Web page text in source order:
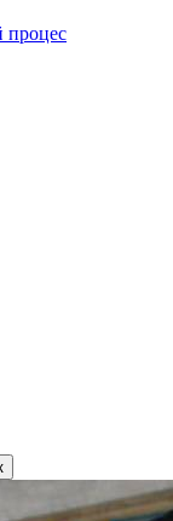
процес